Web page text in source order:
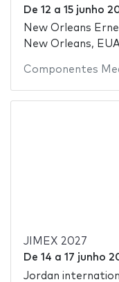
De 12 a 15 junho
New Orleans
New Orleans,
Componentes
JIMEX 2027
De 14 a 17 junho
Jordan